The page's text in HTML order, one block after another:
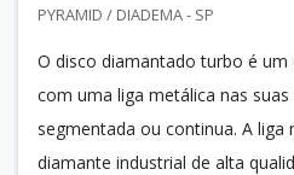
PYRAMID / DIADEMA - SP
O disco diamantado turbo é
com uma liga metálica nas
segmentada ou continua. A
diamante industrial de alta